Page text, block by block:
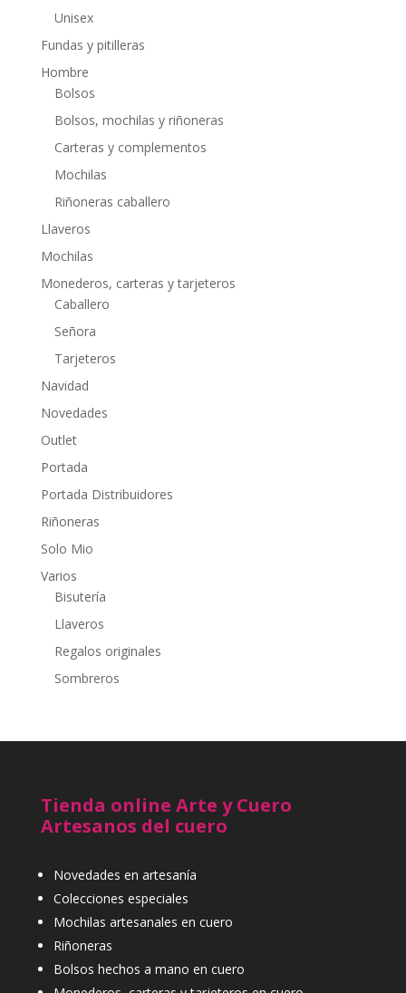
Unisex
Fundas y pitilleras
Hombre
Bolsos
Bolsos, mochilas y riñoneras
Carteras y complementos
Mochilas
Riñoneras caballero
Llaveros
Mochilas
Monederos, carteras y tarjeteros
Caballero
Señora
Tarjeteros
Navidad
Novedades
Outlet
Portada
Portada Distribuidores
Riñoneras
Solo Mio
Varios
Bisutería
Llaveros
Regalos originales
Sombreros
Tienda online Arte y Cuero
Artesanos del cuero
Novedades en artesanía
Colecciones especiales
Mochilas artesanales en cuero
Riñoneras
Bolsos hechos a mano en cuero